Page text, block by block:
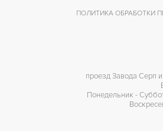
ПОЛИТИКА ОБРАБОТКИ
проезд Завода Серп
Понедельник -